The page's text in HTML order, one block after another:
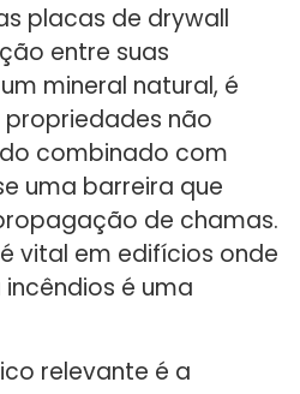
placas de drywall
entre suas
mineral natural, é
não
combinado com
uma barreira que
de chamas.
vital em edifícios onde
é uma
relevante é a